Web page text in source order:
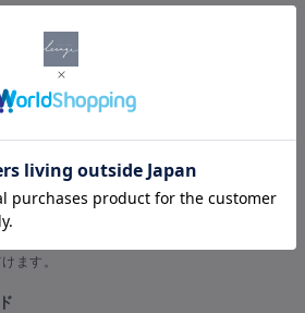
GUIDE
ョッピングガイド
PAYMENT
払い方法について
ます。